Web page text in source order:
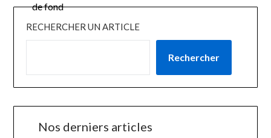
RECHERCHER UN ARTICLE
Rechercher
Nos derniers articles